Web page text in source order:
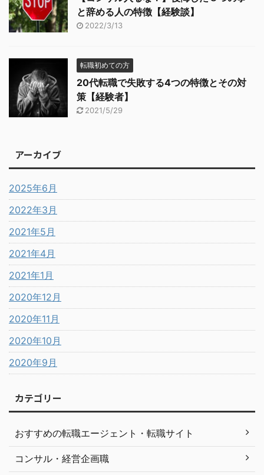
と辞める人の特徴【経験談】
2022/3/13
転職初めての方
20代転職で失敗する4つの特徴とその対
策【経験者】
2021/5/29
アーカイブ
2025年6月
2022年3月
2021年5月
2021年4月
2021年1月
2020年12月
2020年11月
2020年10月
2020年9月
カテゴリー
おすすめの転職エージェント・転職サイト
コンサル・経営企画職